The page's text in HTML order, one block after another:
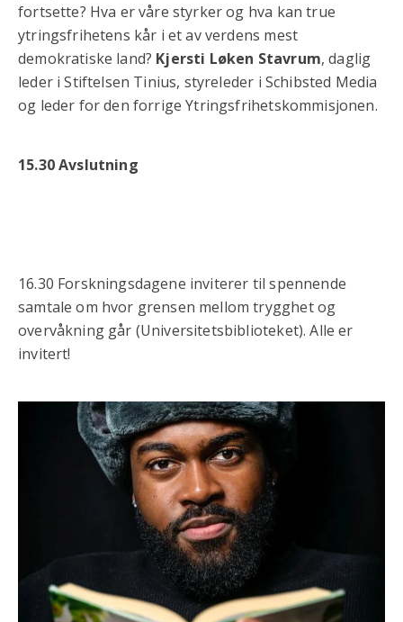
fortsette? Hva er våre styrker og hva kan true
ytringsfrihetens kår i et av verdens mest
demokratiske land? Kjersti Løken Stavrum, daglig
leder i Stiftelsen Tinius, styreleder i Schibsted Media
og leder for den forrige Ytringsfrihetskommisjonen.
15.30 Avslutning
16.30 Forskningsdagene inviterer til spennende
samtale om hvor grensen mellom trygghet og
overvåkning går (Universitetsbiblioteket). Alle er
invitert!